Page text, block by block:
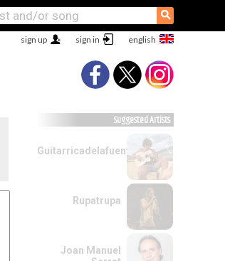
⚲
sign in
sign up
Suggested Artists
Guitarricadelafuente
Rupatrupa
Joan Manuel